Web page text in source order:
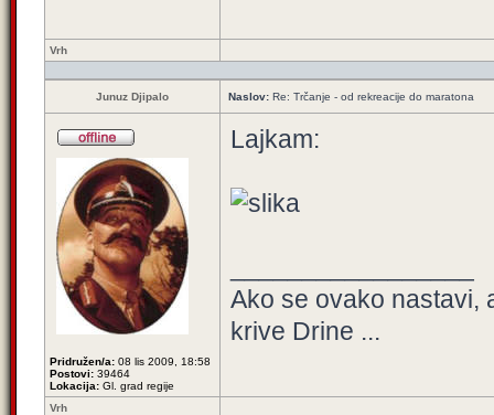
Vrh
Junuz Djipalo Naslov: Re: Trčanje - od rekreacije do maratona
Pridružen/a: 08 lis 2009, 18:58
Postovi: 39464
Lokacija: Gl. grad regije
Lajkam:
Ako se ovako nastavi,
krive Drine ...
Vrh